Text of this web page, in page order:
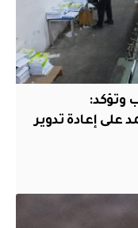
وتؤكد:
على إعادة تدوير